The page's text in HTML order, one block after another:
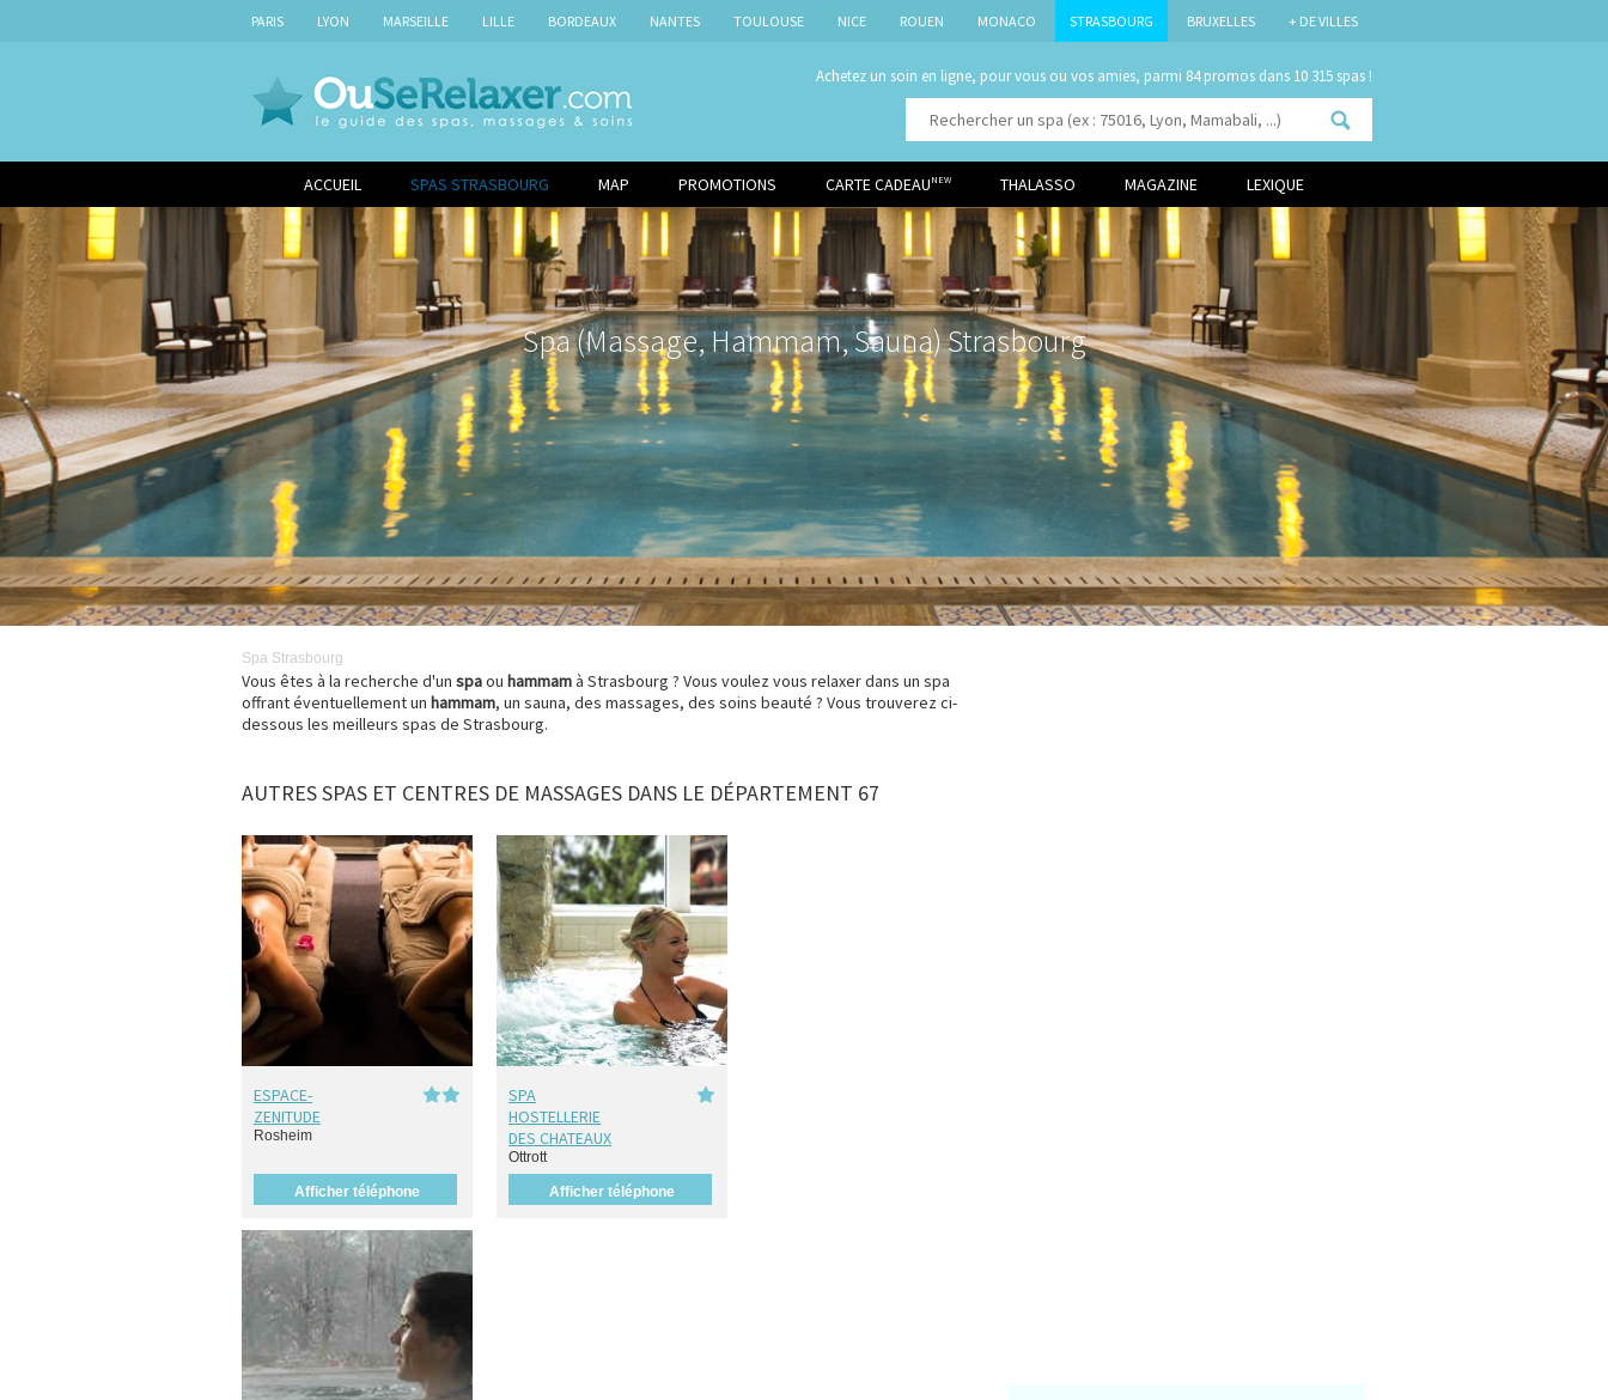
PARIS LYON MARSEILLE LILLE BORDEAUX NANTES TOULOUSE NICE ROUEN MONACO STRASBOURG BRUXELLES + DE VILLES
Achetez un soin en ligne, pour vous ou vos amies, parmi dans 10 315 spas !
ACCUEIL SPAS STRASBOURG MAP PROMOTIONS CARTE CADEAU NEW THALASSO MAGAZINE LEXIQUE
Spa (Massage, Hammam, Sauna) Strasbourg
Spa Strasbourg
Vous êtes à la recherche d'un spaou hammamà Strasbourg ? Vous voulez vous relaxer dans un spa
offrant éventuellement un hammam, un sauna, des massages, des soins beauté ? Vous trouverez ci-
dessous les meilleurs spas de Strasbourg.
AUTRES SPAS ET CENTRES DE MASSAGES DANS LE DÉPARTEMENT 67
ESPACE-
ZENITUDE
Rosheim
Afficher téléphone
SPA
HOSTELLERIE
DES CHATEAUX
Ottrott
Afficher téléphone